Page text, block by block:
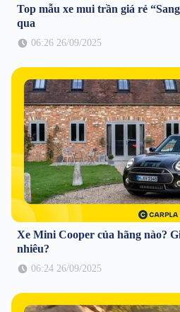
Top mẫu xe mui trần giá rẻ
qua
06:26 26/09/2025
Xe Mini Cooper của hãng nào?
nhiêu?
06:24 26/09/2025